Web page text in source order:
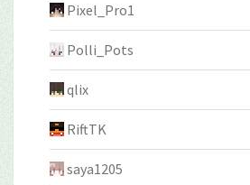
Pixel_Pro1
Polli_Pots
qlix
RiftTK
saya1205